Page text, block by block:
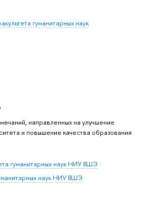
гуманитарных наук
направленных на улучшение
и повышение качества образования
гуманитарных наук НИУ ВШЭ
наук НИУ ВШЭ